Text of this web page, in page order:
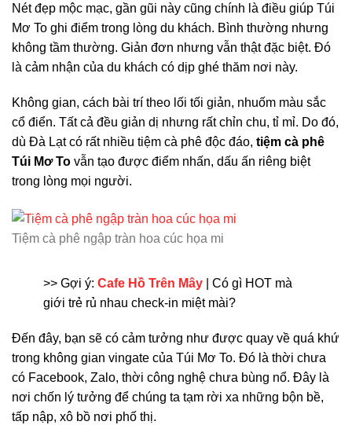
Nét đẹp mộc mạc, gần gũi này cũng chính là điều giúp Túi
Mơ To ghi điểm trong lòng du khách. Bình thường nhưng
không tầm thường. Giản đơn nhưng vẫn thật đặc biệt. Đó
là cảm nhận của du khách có dịp ghé thăm nơi này.
Không gian, cách bài trí theo lối tối giản, nhuốm màu sắc
cổ điển. Tất cả đều giản dị nhưng rất chỉn chu, tỉ mỉ. Do đó,
dù Đà Lạt có rất nhiều tiệm cà phê độc đáo, tiệm cà phê
Túi Mơ To vẫn tạo được điểm nhấn, dấu ấn riêng biệt
trong lòng mọi người.
Tiệm cà phê ngập tràn hoa cúc họa mi
>> Gợi ý: Cafe Hồ Trên Mây | Có gì HOT mà
giới trẻ rủ nhau check-in miệt mài?
Đến đây, bạn sẽ có cảm tưởng như được quay về quá khứ
trong không gian vingate của Túi Mơ To. Đó là thời chưa
có Facebook, Zalo, thời công nghệ chưa bùng nổ. Đây là
nơi chốn lý tưởng để chúng ta tạm rời xa những bộn bề,
tấp nập, xô bồ nơi phố thị.